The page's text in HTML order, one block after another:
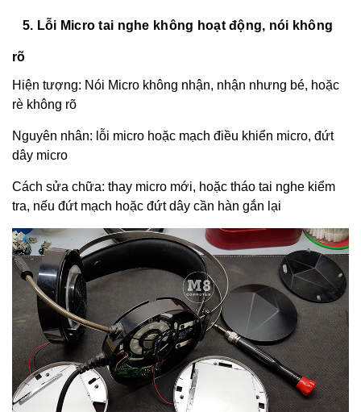
5. Lỗi Micro tai nghe không hoạt động, nói không
rõ
Hiện tượng: Nói Micro không nhận, nhận nhưng bé, hoặc
rè không rõ
Nguyên nhân: lỗi micro hoặc mạch điều khiển micro, đứt
dây micro
Cách sửa chữa: thay micro mới, hoặc tháo tai nghe kiểm
tra, nếu đứt mạch hoặc đứt dây cần hàn gắn lại